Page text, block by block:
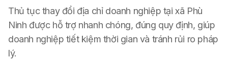
Thủ tục thay đổi địa chỉ doanh nghiệp tại xã Phù
Ninh được hỗ trợ nhanh chóng, đúng quy định, giúp
doanh nghiệp tiết kiệm thời gian và tránh rủi ro pháp
lý.